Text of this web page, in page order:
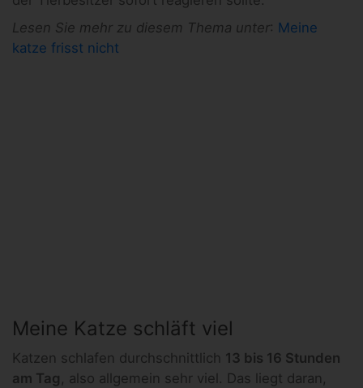
Lesen Sie mehr zu diesem Thema unter: Meine
katze frisst nicht
Meine Katze schläft viel
Katzen schlafen durchschnittlich 13 bis 16 Stunden
am Tag , also allgemein sehr viel. Das liegt daran,